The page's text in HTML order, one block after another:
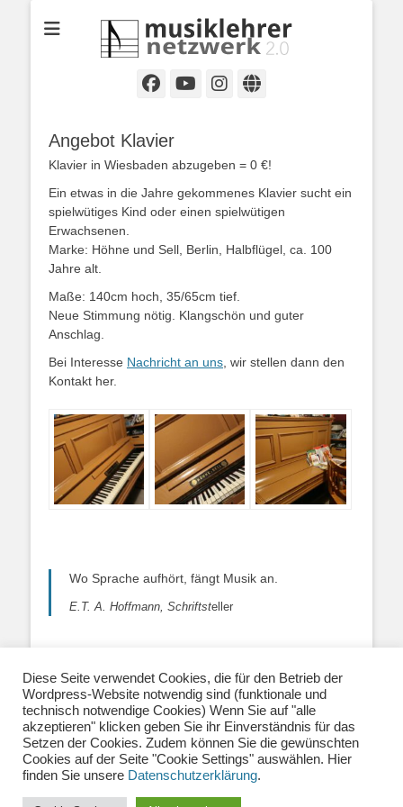
Selbständige Musikpädagoginnen und Musikpädagogen in
Wiesbaden
Facebook
YouTube
Instagram
Website
Angebot Klavier
Klavier in Wiesbaden abzugeben = 0 €!
Ein etwas in die Jahre gekommenes Klavier sucht ein
spielwütiges Kind oder einen spielwütigen
Erwachsenen.
Marke: Höhne und Sell, Berlin, Halbflügel, ca. 100
Jahre alt.
Maße: 140cm hoch, 35/65cm tief.
Neue Stimmung nötig. Klangschön und guter
Anschlag.
Bei Interesse Nachricht an uns , wir stellen dann den
Kontakt her.
Wo Sprache aufhört, fängt Musik an.
E.T. A. Hoffmann, Schriftsteller
Über uns|Impressum|Datenschutzerklärung|
Kontakt|Newsletter| E-Mail:
info@musiklehrernetzwerk.de
Social Media:Mastodon|Instagram |Facebook
-
Fotos auf dieser Website siehe Impressum
Diese Seite verwendet Cookies, die für den Betrieb der
Wordpress-Website notwendig sind (funktionale und
technisch notwendige Cookies) Wenn Sie auf "alle
akzeptieren" klicken geben Sie ihr Einverständnis für das
Setzen der Cookies. Zudem können Sie die gewünschten
Cookies auf der Seite "Cookie Settings" auswählen. Hier
finden Sie unsere Datenschutzerklärung.